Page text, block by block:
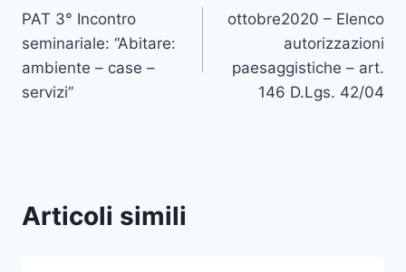
articoli
PAT 3° Incontro
seminariale: “Abitare:
ambiente – case –
servizi”
ottobre2020 – Elenco
autorizzazioni
paesaggistiche – art.
146 D.Lgs. 42/04
Articoli simili